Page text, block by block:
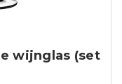
wijnglas (set